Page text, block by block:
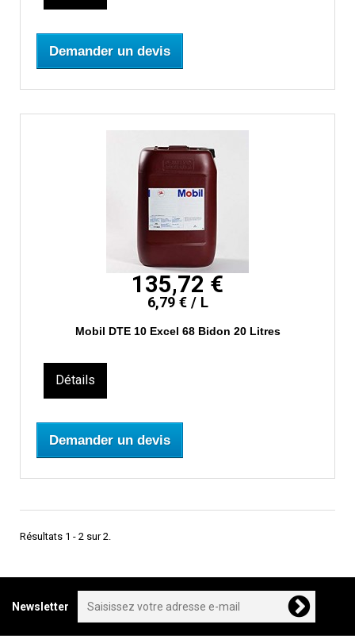
Demander un devis
135,72 €
6,79 € / L
Mobil DTE 10 Excel 68 Bidon 20 Litres
Détails
Demander un devis
Résultats 1 - 2 sur 2.
Newsletter